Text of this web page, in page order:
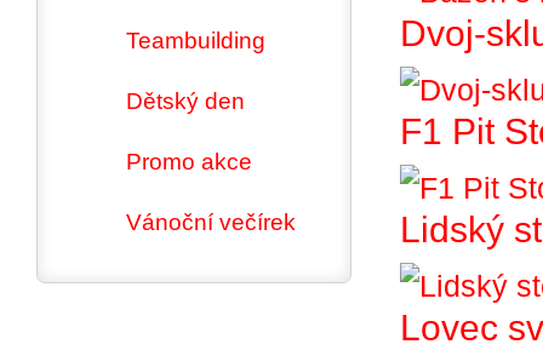
Dvoj-
F1 Pit
Lidský
Lovec
Teambuilding
Dětský den
Promo akce
Vánoční večírek